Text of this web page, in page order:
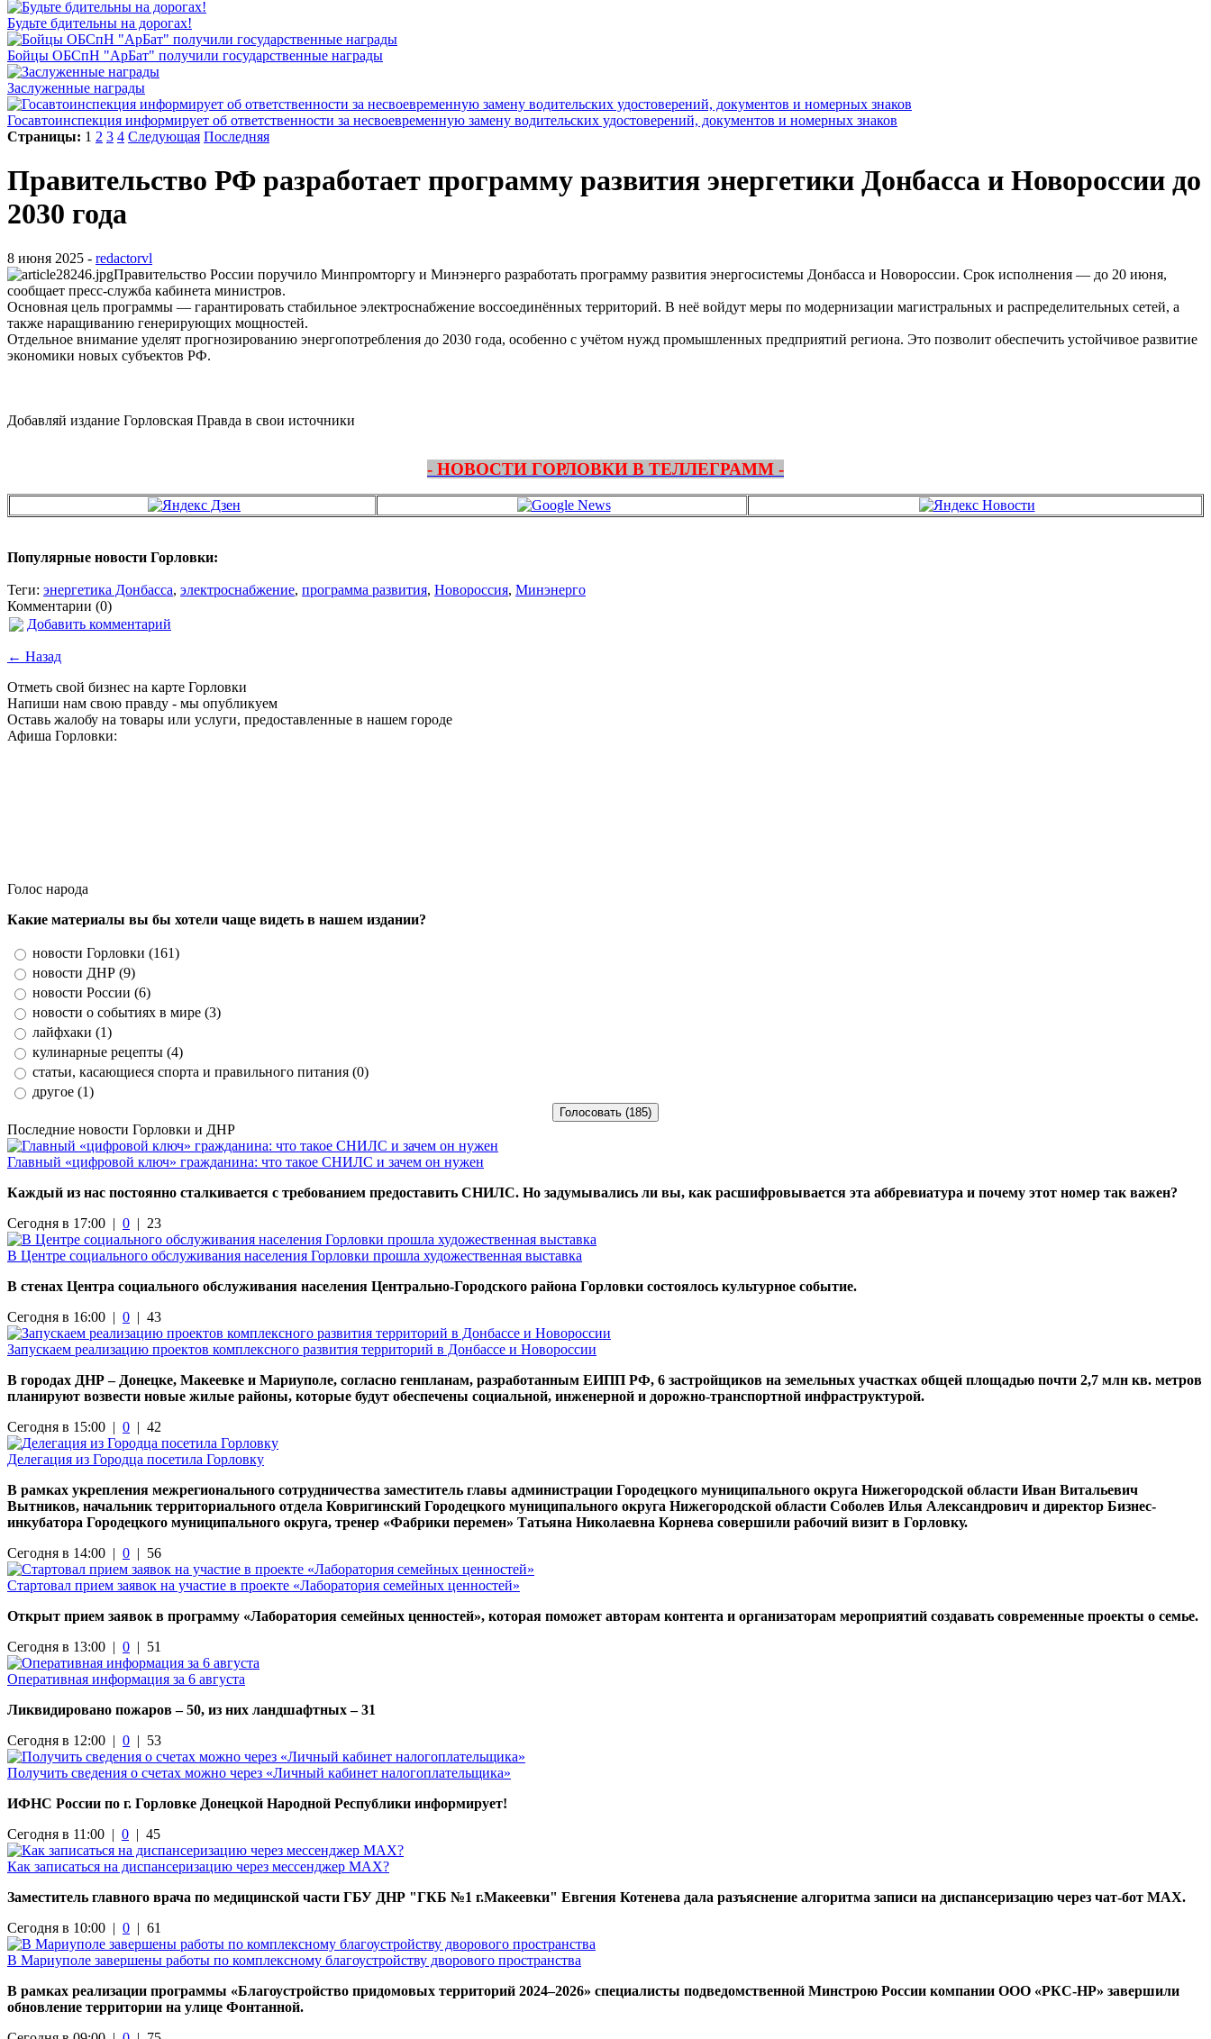
Будьте бдительны на дорогах!
Бойцы ОБСпН "АрБат" получили государственные награды
Заслуженные награды
Госавтоинспекция информирует об ответственности за несвоевременную замену водительских удостоверений, документов и номерных знаков
Страницы: 1 2 3 4 Следующая Последняя
Правительство РФ разработает программу развития энергетики Донбасса и Новороссии до
2030 года
8 июня 2025 - redactorvl
Правительство России поручило Минпромторгу и Минэнерго разработать программу развития энергосистемы Донбасса и Новороссии. Срок исполнения — до 20 июня,
сообщает пресс-служба кабинета министров.
Основная цель программы — гарантировать стабильное электроснабжение воссоединённых территорий. В неё войдут меры по модернизации магистральных и распределительных сетей, а
также наращиванию генерирующих мощностей.
Отдельное внимание уделят прогнозированию энергопотребления до 2030 года, особенно с учётом нужд промышленных предприятий региона. Это позволит обеспечить устойчивое развитие
экономики новых субъектов РФ.
Добавляй издание Горловская Правда в свои источники
- НОВОСТИ ГОРЛОВКИ В ТЕЛЛЕГРАММ -
Популярные новости Горловки:
Теги: энергетика Донбасса, электроснабжение, программа развития, Новороссия, Минэнерго
Комментарии (0)
Добавить комментарий
← Назад
Отметь свой бизнес на карте Горловки
Напиши нам свою правду - мы опубликуем
Оставь жалобу на товары или услуги, предоставленные в нашем городе
Афиша Горловки:
Голос народа
Какие материалы вы бы хотели чаще видеть в нашем издании?
новости Горловки (161)
новости ДНР (9)
новости России (6)
новости о событиях в мире (3)
лайфхаки (1)
кулинарные рецепты (4)
статьи, касающиеся спорта и правильного питания (0)
другое (1)
Последние новости Горловки и ДНР
Главный «цифровой ключ» гражданина: что такое СНИЛС и зачем он нужен
Каждый из нас постоянно сталкивается с требованием предоставить СНИЛС. Но задумывались ли вы, как расшифровывается эта аббревиатура и почему этот номер так важен?
Сегодня в 17:00 | 0 | 23
В Центре социального обслуживания населения Горловки прошла художественная выставка
В стенах Центра социального обслуживания населения Центрально-Городского района Горловки состоялось культурное событие.
Сегодня в 16:00 | 0 | 43
Запускаем реализацию проектов комплексного развития территорий в Донбассе и Новороссии
В городах ДНР – Донецке, Макеевке и Мариуполе, согласно генпланам, разработанным ЕИПП РФ, 6 застройщиков на земельных участках общей площадью почти 2,7 млн кв. метров
планируют возвести новые жилые районы, которые будут обеспечены социальной, инженерной и дорожно-транспортной инфраструктурой.
Сегодня в 15:00 | 0 | 42
Делегация из Городца посетила Горловку
В рамках укрепления межрегионального сотрудничества заместитель главы администрации Городецкого муниципального округа Нижегородской области Иван Витальевич
Вытников, начальник территориального отдела Ковригинский Городецкого муниципального округа Нижегородской области Соболев Илья Александрович и директор Бизнес-
инкубатора Городецкого муниципального округа, тренер «Фабрики перемен» Татьяна Николаевна Корнева совершили рабочий визит в Горловку.
Сегодня в 14:00 | 0 | 56
Стартовал прием заявок на участие в проекте «Лаборатория семейных ценностей»
Открыт прием заявок в программу «Лаборатория семейных ценностей», которая поможет авторам контента и организаторам мероприятий создавать современные проекты о семье.
Сегодня в 13:00 | 0 | 51
Оперативная информация за 6 августа
Ликвидировано пожаров – 50, из них ландшафтных – 31
Сегодня в 12:00 | 0 | 53
Получить сведения о счетах можно через «Личный кабинет налогоплательщика»
ИФНС России по г. Горловке Донецкой Народной Республики информирует!
Сегодня в 11:00 | 0 | 45
Как записаться на диспансеризацию через мессенджер МАХ?
Заместитель главного врача по медицинской части ГБУ ДНР "ГКБ №1 г.Макеевки" Евгения Котенева дала разъяснение алгоритма записи на диспансеризацию через чат-бот МАХ.
Сегодня в 10:00 | 0 | 61
В Мариуполе завершены работы по комплексному благоустройству дворового пространства
В рамках реализации программы «Благоустройство придомовых территорий 2024–2026» специалисты подведомственной Минстрою России компании ООО «РКС-НР» завершили
обновление территории на улице Фонтанной.